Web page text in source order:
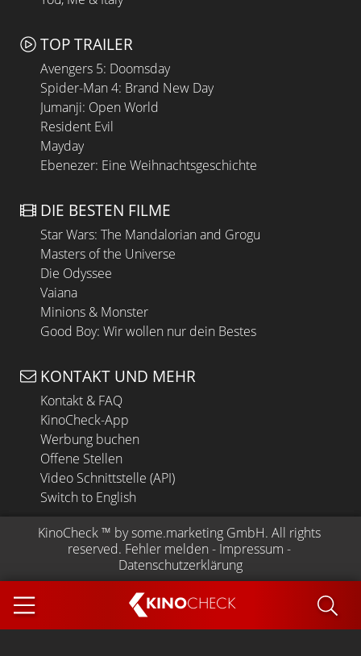
KINOCHECK
TOP TRAILER
Avengers 5: Doomsday
Spider-Man 4: Brand New Day
Jumanji: Open World
Resident Evil
Mayday
Ebenezer: Eine Weihnachtsgeschichte
DIE BESTEN FILME
Star Wars: The Mandalorian and Grogu
Masters of the Universe
Die Odyssee
Vaiana
Minions & Monster
Good Boy: Wir wollen nur dein Bestes
KONTAKT UND MEHR
Kontakt & FAQ
KinoCheck-App
Werbung buchen
Offene Stellen
Video Schnittstelle (API)
Switch to English
KinoCheck ™ by some.marketing GmbH. All rights
reserved. Fehler melden - Impressum -
Datenschutzerklärung